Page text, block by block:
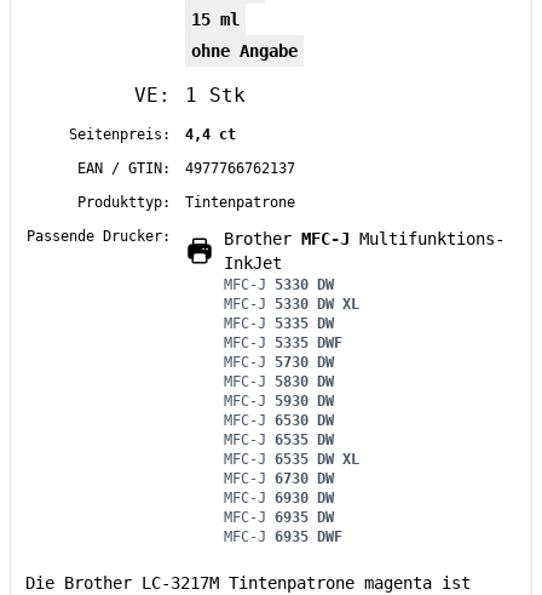
15 ml
ohne Angabe
VE: 1 Stk
Seitenpreis:
4,4 ct
EAN / GTIN:
4977766762137
Produkttyp:
Tintenpatrone
Passende Drucker:
Brother MFC-J Multifunktions-
InkJet
MFC-J 5330 DW
MFC-J 5330 DW XL
MFC-J 5335 DW
MFC-J 5335 DWF
MFC-J 5730 DW
MFC-J 5830 DW
MFC-J 5930 DW
MFC-J 6530 DW
MFC-J 6535 DW
MFC-J 6535 DW XL
MFC-J 6730 DW
MFC-J 6930 DW
MFC-J 6935 DW
MFC-J 6935 DWF
Die Brother LC-3217M Tintenpatrone magenta ist